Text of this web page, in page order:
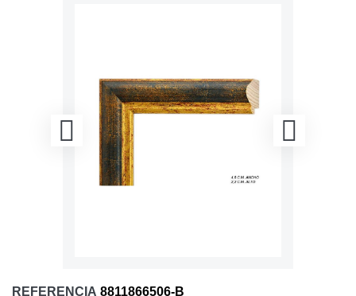
REFERENCIA 8811866506-B